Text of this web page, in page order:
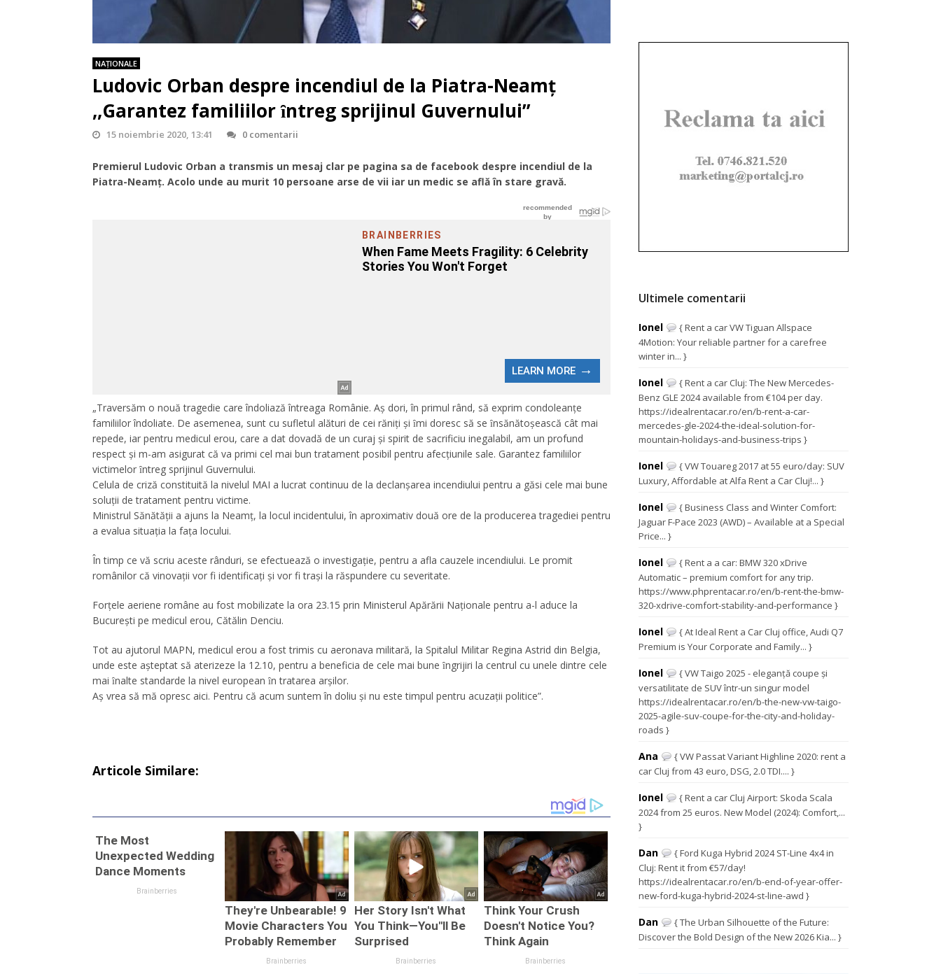
NAŢIONALE
Ludovic Orban despre incendiul de la Piatra-Neamț
,,Garantez familiilor ȋntreg sprijinul Guvernului”
15 noiembrie 2020, 13:41 0 comentarii
Premierul Ludovic Orban a transmis un mesaj clar pe pagina sa de facebook despre incendiul de la
Piatra-Neamț. Acolo unde au murit 10 persoane arse de vii iar un medic se află în stare gravă.
„Traversăm o nouă tragedie care îndoliază întreaga Românie. Aș dori, în primul rând, să exprim condoleanțe
familiilor îndoliate. De asemenea, sunt cu sufletul alături de cei răniţi şi ȋmi doresc să se ȋnsănătoşească cât mai
repede, iar pentru medicul erou, care a dat dovadă de un curaj şi spirit de sacrificiu inegalabil, am un profund
respect şi m-am asigurat că va primi cel mai bun tratament posibil pentru afecţiunile sale. Garantez familiilor
victimelor ȋntreg sprijinul Guvernului.
Celula de criză constituită la nivelul MAI a lucrat continuu de la declanșarea incendiului pentru a găsi cele mai bune
soluții de tratament pentru victime.
Ministrul Sănătății a ajuns la Neamţ, la locul incidentului, în aproximativ două ore de la producerea tragediei pentru
a evalua situația la fața locului.
În timp ce vă scriu aceste rânduri, se efectuează o investigație, pentru a afla cauzele incendiului. Le promit
românilor că vinovații vor fi identificați și vor fi trași la răspundere cu severitate.
Forțele aeriene române au fost mobilizate la ora 23.15 prin Ministerul Apărării Naționale pentru a-l aduce la
București pe medicul erou, Cătălin Denciu.
Tot au ajutorul MAPN, medicul erou a fost trimis cu aeronava militară, la Spitalul Militar Regina Astrid din Belgia,
unde este aşteptat să aterizeze la 12.10, pentru a beneficia de cele mai bune ȋngrijiri la centrul cu unele dintre cele
mai ȋnalte standarde la nivel european ȋn tratarea arşilor.
Aș vrea să mă opresc aici. Pentru că acum suntem în doliu și nu este timpul pentru acuzaţii politice”.
Articole Similare:
Ultimele comentarii
Ionel
{ Rent a car VW Tiguan Allspace
4Motion: Your reliable partner for a carefree
winter in... }
Ionel
{ Rent a car Cluj: The New Mercedes-
Benz GLE 2024 available from €104 per day.
https://idealrentacar.ro/en/b-rent-a-car-
mercedes-gle-2024-the-ideal-solution-for-
mountain-holidays-and-business-trips }
Ionel
{ VW Touareg 2017 at 55 euro/day: SUV
Luxury, Affordable at Alfa Rent a Car Cluj!... }
Ionel
{ Business Class and Winter Comfort:
Jaguar F-Pace 2023 (AWD) – Available at a Special
Price... }
Ionel
{ Rent a a car: BMW 320 xDrive
Automatic – premium comfort for any trip.
https://www.phprentacar.ro/en/b-rent-the-bmw-
320-xdrive-comfort-stability-and-performance }
Ionel
{ At Ideal Rent a Car Cluj office, Audi Q7
Premium is Your Corporate and Family... }
Ionel
{ VW Taigo 2025 - eleganță coupe și
versatilitate de SUV într-un singur model
https://idealrentacar.ro/en/b-the-new-vw-taigo-
2025-agile-suv-coupe-for-the-city-and-holiday-
roads }
Ana
{ VW Passat Variant Highline 2020: rent a
car Cluj from 43 euro, DSG, 2.0 TDI.... }
Ionel
{ Rent a car Cluj Airport: Skoda Scala
2024 from 25 euros. New Model (2024): Comfort,...
}
Dan
{ Ford Kuga Hybrid 2024 ST-Line 4x4 in
Cluj: Rent it from €57/day!
https://idealrentacar.ro/en/b-end-of-year-offer-
new-ford-kuga-hybrid-2024-st-line-awd }
Dan
{ The Urban Silhouette of the Future:
Discover the Bold Design of the New 2026 Kia... }